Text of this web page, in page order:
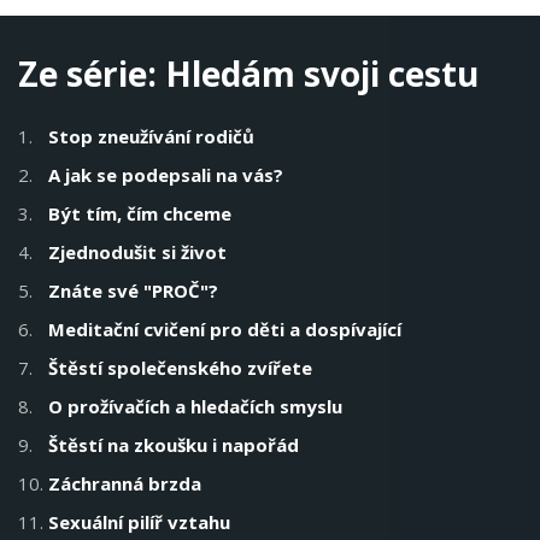
Ze série: Hledám svoji cestu
1.
Stop zneužívání rodičů
2.
A jak se podepsali na vás?
3.
Být tím, čím chceme
4.
Zjednodušit si život
5.
Znáte své "PROČ"?
6.
Meditační cvičení pro děti a dospívající
7.
Štěstí společenského zvířete
8.
O prožívačích a hledačích smyslu
9.
Štěstí na zkoušku i napořád
10. Záchranná brzda
11. Sexuální pilíř vztahu